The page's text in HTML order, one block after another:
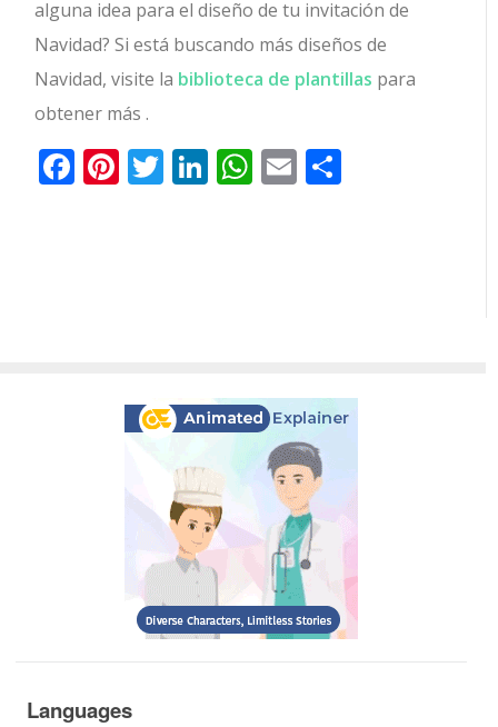
alguna idea para el diseño de tu invitación de
Navidad? Si está buscando más diseños de
Navidad, visite la biblioteca de plantillas para
obtener más .
Facebook
Pinterest
Twitter
LinkedIn
WhatsApp
Email
Languages